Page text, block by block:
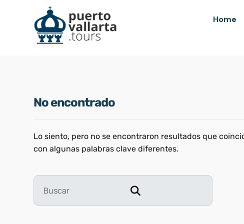
Home
No encontrado
Lo siento, pero no se encontraron resultados que
con algunas palabras clave diferentes.